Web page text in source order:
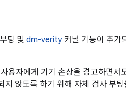
팅 및 dm-verity커널 기능이 추가
용자에게 기기 손상을 경고하면
지 않도록 하기 위해 자체 검사 부